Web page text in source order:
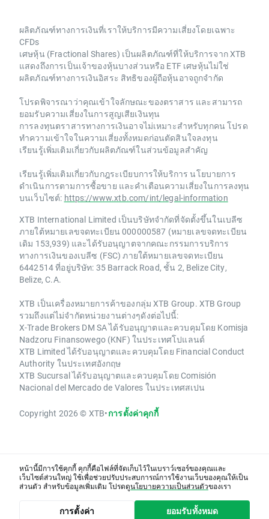
ผลิตภัณฑ์ทางการเงินที่เราให้บริการมีความเสี่ยงโดยเฉพาะ
CFDs
เศษหุ้น (Fractional Shares) เป็นผลิตภัณฑ์ที่ให้บริการจาก XTB
แสดงถึงการเป็นเจ้าของหุ้นบางส่วนหรือ ETF เศษหุ้นไม่ใช่
ผลิตภัณฑ์ทางการเงินอิสระ สิทธิของผู้ถือหุ้นอาจถูกจำกัด
โปรดพิจารณาว่าคุณเข้าใจลักษณะของตราสาร และสามารถ
ยอมรับความเสี่ยงในการสูญเสียเงินทุน
การลงทุนตราสารทางการเงินอาจไม่เหมาะสำหรับทุกคน โปรด
ทำความเข้าใจในความเสี่ยงทั้งหมดก่อนตัดสินใจลงทุน
เรียนรู้เพิ่มเติมเกี่ยวกับผลิตภัณฑ์ในส่วนข้อมูลสำคัญ
เรียนรู้เพิ่มเติมเกี่ยวกับกฎระเบียบการให้บริการ นโยบายการ
ดำเนินการตามการซื้อขาย และคำเตือนความเสี่ยงในการลงทุน
บนเว็บไซต์: https://www.xtb.com/int/legal-information
XTB International Limited เป็นบริษัทจำกัดที่จัดตั้งขึ้นในเบลีซ
ภายใต้หมายเลขจดทะเบียน 000000587 (หมายเลขจดทะเบียน
เดิม 153,939) และได้รับอนุญาตจากคณะกรรมการบริการ
ทางการเงินของเบลีซ (FSC) ภายใต้หมายเลขจดทะเบียน
6442514 ที่อยู่บริษัท: 35 Barrack Road, ชั้น 2, Belize City,
Belize, C.A.
XTB เป็นเครื่องหมายการค้าของกลุ่ม XTB Group. XTB Group
รวมถึงแต่ไม่จำกัดหน่วยงานต่างๆดังต่อไปนี้:
X-Trade Brokers DM SA ได้รับอนุญาตและควบคุมโดย Komisja
Nadzoru Finansowego (KNF) ในประเทศโปแลนด์
XTB Limited ได้รับอนุญาตและควบคุมโดย Financial Conduct
Authority ในประเทศอังกฤษ
XTB Sucursal ได้รับอนุญาตและควบคุมโดย Comisión
Nacional del Mercado de Valores ในประเทศสเปน
Copyright 2026 © XTB•การตั้งค่าคุกกี้
หน้านี้มีการใช้คุกกี้ คุกกี้คือไฟล์ที่จัดเก็บไว้ในเบราว์เซอร์ของคุณและ
เว็บไซต์ส่วนใหญ่ ใช้เพื่อช่วยปรับประสบการณ์การใช้งานเว็บของคุณให้เป็น
ส่วนตัว สำหรับข้อมูลเพิ่มเติม โปรดดูนโยบายความเป็นส่วนตัวของเรา
การตั้งค่า ยอมรับทั้งหมด